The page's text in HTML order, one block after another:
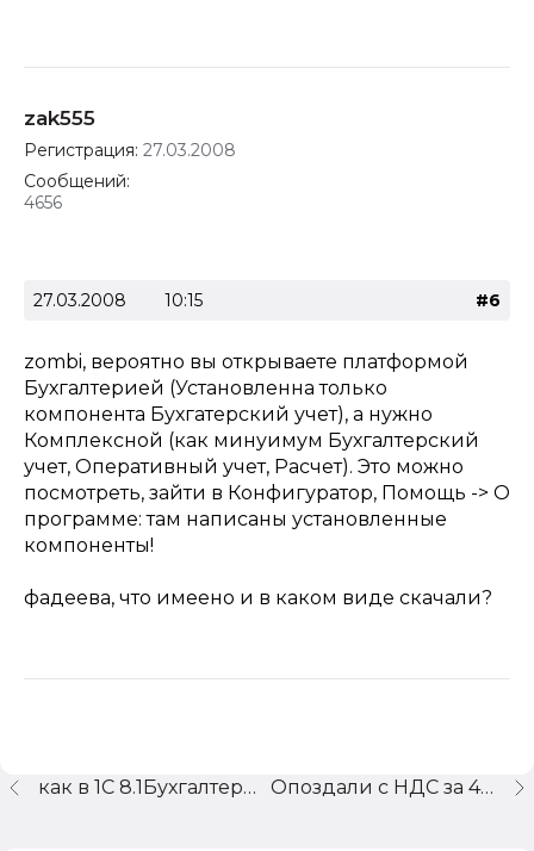
zak555
Регистрация: 27.03.2008
Сообщений:
4656
27.03.2008 10:15 #6
zombi, вероятно вы открываете платформой
Бухгалтерией (Установленна только
компонента Бухгатерский учет), а нужно
Комплексной (как минуимум Бухгалтерский
учет, Оперативный учет, Расчет). Это можно
посмотреть, зайти в Конфигуратор, Помощь -> О
программе: там написаны установленные
компоненты!
фадеева, что имеено и в каком виде скачали?
Опоздали с НДС за 4 квартал 2007
как в 1С 8.1Бухгалтерия ввести лимит кассы